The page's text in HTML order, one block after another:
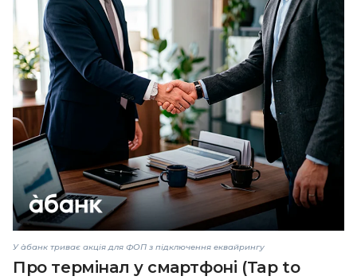
У àбанк триває акція для ФОП з підключення еквайрингу
Про термінал у смартфоні (Tap to